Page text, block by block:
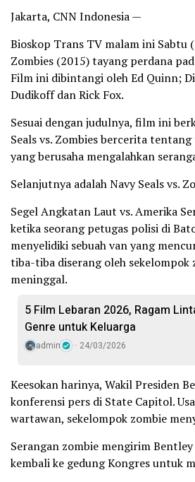
Jakarta, CNN Indonesia —
Bioskop Trans TV malam ini Sabtu
Zombies (2015) tayang perdana
Film ini dibintangi oleh Ed Quinn;
Dudikoff dan Rick Fox.
Sesuai dengan judulnya, film ini
Seals vs. Zombies bercerita tentang
yang berusaha mengalahkan
Selanjutnya adalah Navy Seals vs.
Segel Angkatan Laut vs. Amerika
ketika seorang petugas polisi di
menyelidiki sebuah van yang
tiba-tiba diserang oleh sekelompok
meninggal.
5 Film Lebaran 2026, Ragam
Genre untuk Keluarga
admin 24/03/2026
Keesokan harinya, Wakil Presiden
konferensi pers di State Capitol.
wartawan, sekelompok zombie
Serangan zombie mengirim
kembali ke gedung Kongres untuk